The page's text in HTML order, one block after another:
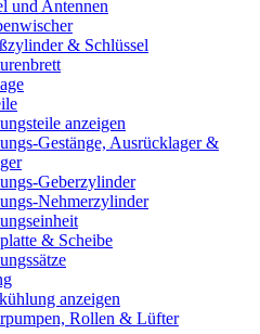
und Antennen
& Schlüssel
anzeigen
Gestänge, Ausrücklager &
Geberzylinder
Nehmerzylinder
& Scheibe
anzeigen
Rollen & Lüfter